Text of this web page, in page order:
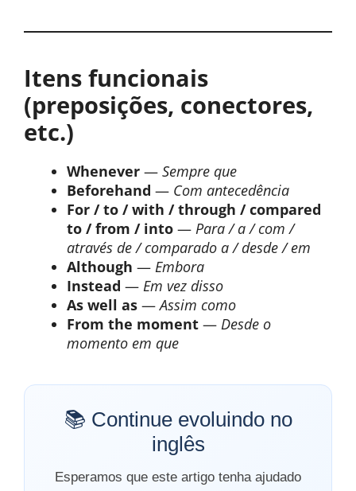
Itens funcionais
(preposições, conectores,
etc.)
Whenever — Sempre que
Beforehand — Com antecedência
For / to / with / through / compared
to / from / into — Para / a / com /
através de / comparado a / desde / em
Although — Embora
Instead — Em vez disso
As well as —Assim como
From the moment — Desde o
momento em que
📚 Continue evoluindo no
inglês
Esperamos que este artigo tenha ajudado